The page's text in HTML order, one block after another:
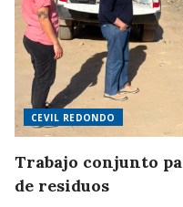
CEVIL REDONDO
Trabajo conjunto
de residuos